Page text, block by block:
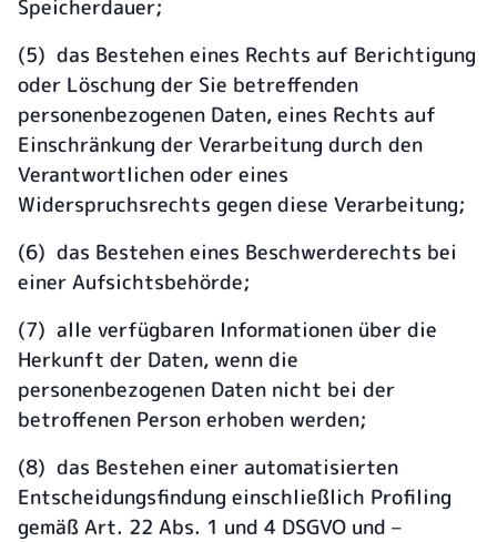
Speicherdauer;
(5) das Bestehen eines Rechts auf Berichtigung
oder Löschung der Sie betreffenden
personenbezogenen Daten, eines Rechts auf
Einschränkung der Verarbeitung durch den
Verantwortlichen oder eines
Widerspruchsrechts gegen diese Verarbeitung;
(6) das Bestehen eines Beschwerderechts bei
einer Aufsichtsbehörde;
(7) alle verfügbaren Informationen über die
Herkunft der Daten, wenn die
personenbezogenen Daten nicht bei der
betroffenen Person erhoben werden;
(8) das Bestehen einer automatisierten
Entscheidungsfindung einschließlich Profiling
gemäß Art. 22 Abs. 1 und 4 DSGVO und –